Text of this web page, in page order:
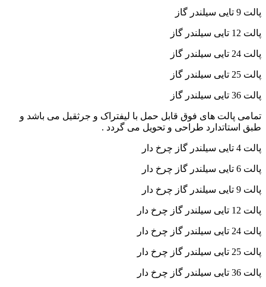
پالت 9 تایی سیلندر گاز
پالت 12 تایی سیلندر گاز
پالت 24 تایی سیلندر گاز
پالت 25 تایی سیلندر گاز
پالت 36 تایی سیلندر گاز
تمامی پالت های فوق قابل حمل با لیفتراک و جرثقیل می باشد و
طبق استاتدارد طراحی و تحویل می گردد .
پالت 4 تایی سیلندر گاز چرخ دار
پالت 6 تایی سیلندر گاز چرخ دار
پالت 9 تایی سیلندر گاز چرخ دار
پالت 12 تایی سیلندر گاز چرخ دار
پالت 24 تایی سیلندر گاز چرخ دار
پالت 25 تایی سیلندر گاز چرخ دار
پالت 36 تایی سیلندر گاز چرخ دار